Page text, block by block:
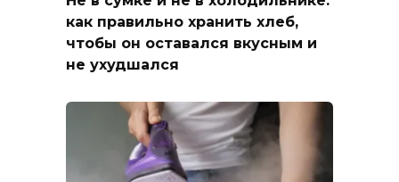
как правильно хранить хлеб,
чтобы он оставался вкусным и
не ухудшался